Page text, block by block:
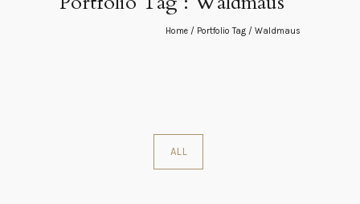
Home / Portfolio Tag / Waldmaus
ALL